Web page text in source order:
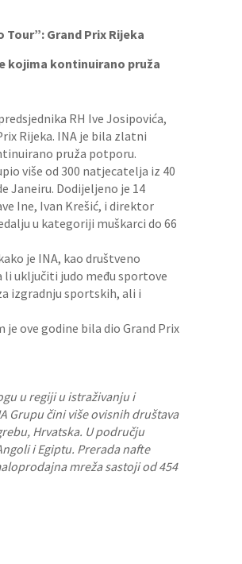
Grand Prix Rijeka
kojima kontinuirano pruža
RH Ive Josipovića,
Rijeka. INA je bila zlatni
pruža potporu.
više od 300 natjecatelja iz 40
Janeiru. Dodijeljeno je 14
Ine, Ivan Krešić, i direktor
u kategoriji muškarci do 66
je INA, kao društveno
uključiti judo među sportove
izgradnju sportskih, ali i
ove godine bila dio Grand Prix
u regiji u istraživanju i
Grupu čini više ovisnih društava
Hrvatska. U području
i Egiptu. Prerada nafte
mreža sastoji od 454